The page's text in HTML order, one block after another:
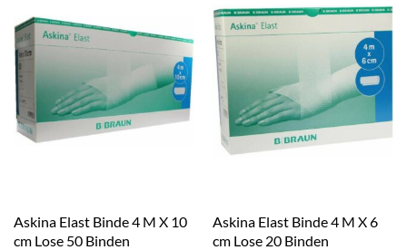
Askina Elast Binde 4 M X 10
cm Lose 50 Binden
Askina Elast Binde 4 M X 6
cm Lose 20 Binden